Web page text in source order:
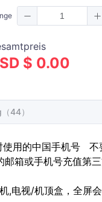
$ 0.00
44）
使用的中国手机号
箱或手机号充值第
,电视/机顶盒，全屏